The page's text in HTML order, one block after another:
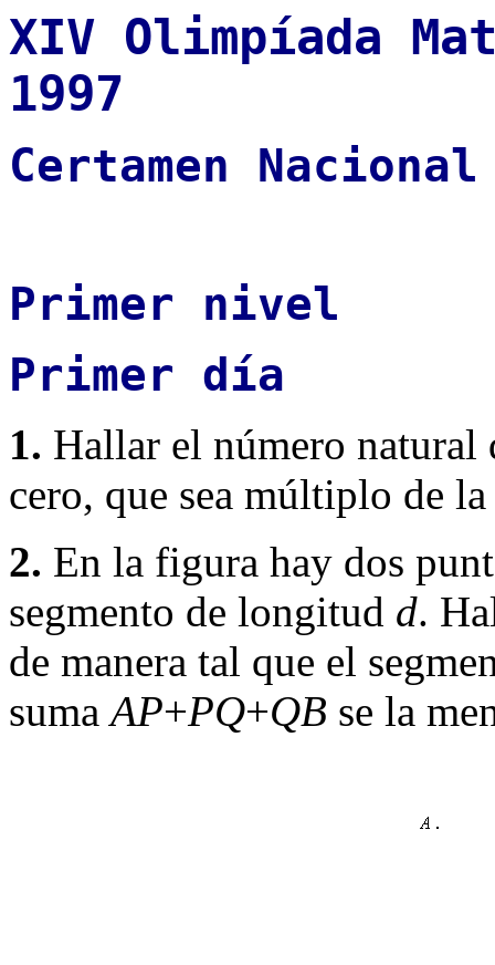
XIV Olimpíada
1997
Certamen Nacional
Primer nivel
Primer día
1. Hallar el número
cero, que sea múltiplo de
2. En la figura hay dos
segmento de longitud d.
de manera tal que el
sumaAP+PQ+QB se la